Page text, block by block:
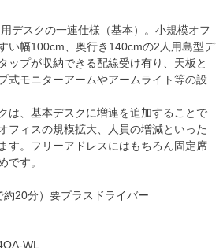
デスクの一連仕様（基本）。小規模オフ
い幅100cm、奥行き140cmの2人用島型デ
ップが収納できる配線受け有り、天板と
式モニターアームやアームライト等の設
は、基本デスクに増連を追加することで
フィスの規模拡大、人員の増減といった
す。フリーアドレスにはもちろん固定席
です。
約20分）要プラスドライバー
WL